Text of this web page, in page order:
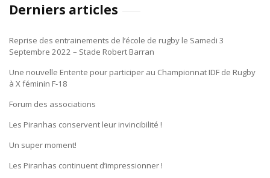
Derniers articles
Reprise des entrainements de l’école de rugby le Samedi 3
Septembre 2022 – Stade Robert Barran
Une nouvelle Entente pour participer au Championnat IDF de Rugby
à X féminin F-18
Forum des associations
Les Piranhas conservent leur invincibilité !
Un super moment!
Les Piranhas continuent d’impressionner !